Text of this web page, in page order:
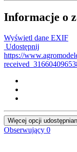
Informacje o
Wyświetl dane EXIF
Udostępnij
https://
Więcej opcji
Obserwujący 0